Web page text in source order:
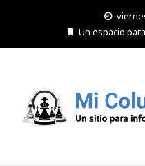
Un espacio